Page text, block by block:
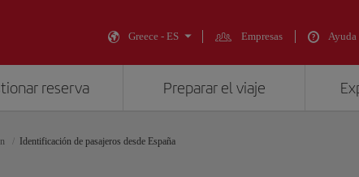
Greece - ES Empresas Ayuda
reserva Preparar el viaje
Identificación de pasajeros desde España